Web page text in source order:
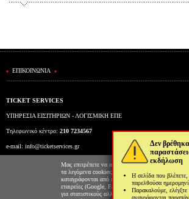
Δεν
εκδήλωση
Η σελίδα που
παρελθούσα
Παρακαλούμε, ελέγξτε
αναγράφονται
ΕΠΙΚΟΙΝΩΝΙΑ
TICKET SERVICES
ΥΠΗΡΕΣΙΑ ΕΙΣΙΤΗΡΙΩΝ - ΛΟΓΙΣΜΙΚΗ ΕΠΕ
Τηλεφωνικό κέντρο: 210 7234567
e-mail: info@ticketservices.gr
Εκδοτήριο: Πανεπιστημίου 39 (Στοά Πεσμαζόγλου), Αθήνα
Ώρες λειτουργίας εκδοτηρίου: Δευ-Παρ: 9πμ-5μμ
Μας επιτρέπετε να αποθηκεύουμε στον
τα λεγόμενα cookies; Με αυτόν τον τρόπο θα
καταγράφονται από εμάς και τρίτες συνεργαζόμενες
εταιρείες (Google, Facebook κτλ) στοιχεία
για στατιστικούς αλλά και διαφημιστικούς